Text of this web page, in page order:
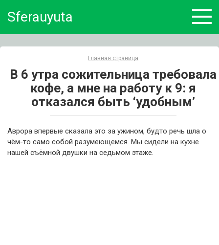
Sferauyuta
Главная страница
В 6 утра сожительница требовала
кофе, а мне на работу к 9: я
отказался быть ‘удобным’
Аврора впервые сказала это за ужином, будто речь шла о
чём-то само собой разумеющемся. Мы сидели на кухне
нашей съёмной двушки на седьмом этаже.